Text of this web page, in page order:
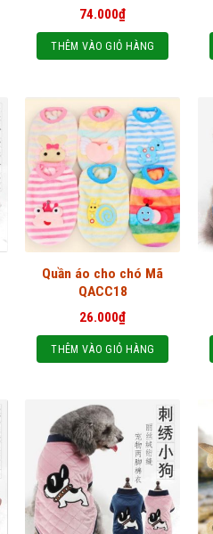
74.000₫
THÊM VÀO GIỎ HÀNG
Quần áo cho chó Mã
QACC18
26.000₫
THÊM VÀO GIỎ HÀNG